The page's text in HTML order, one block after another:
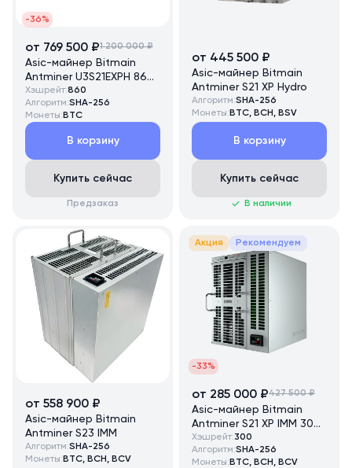
-36%
от 769 500 ₽1 200 000 ₽
Asic-майнер Bitmain
Antminer U3S21EXPH 860
TH/s
Хэшрейт:860
Алгоритм:SHA-256
Монеты:BTC
В корзину
Купить сейчас
Предзаказ
от 445 500 ₽
Asic-майнер Bitmain
Antminer S21 XP Hydro
Алгоритм:SHA-256
Монеты: BTC, BCH, BSV
В корзину
Купить сейчас
В наличии
от 558 900 ₽
Asic-майнер Bitmain
Antminer S23 IMM
Алгоритм:SHA-256
Монеты:BTC, BCH, BCV
Акция Рекомендуем
-33%
от 285 000 ₽427 500 ₽
Asic-майнер Bitmain
Antminer S21 XP IMM 300
TH/s
Хэшрейт:300
Алгоритм:SHA-256
Монеты: BTC, BCH, BCV